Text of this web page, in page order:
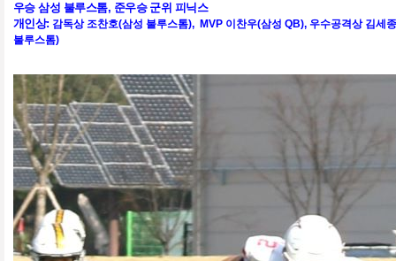
우승 삼성 불루스톰, 준우승 군위 피닉스
개인상: 감독상 조찬호(삼성 불루스톰), MVP 이찬우(삼성 QB), 우수공격상 김세
불루스톰)